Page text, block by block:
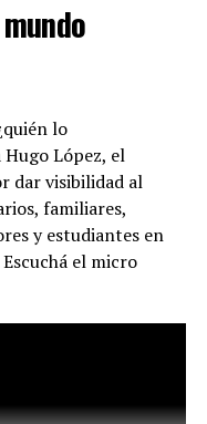
lo
López, el
dar visibilidad al
familiares,
y estudiantes en
el micro